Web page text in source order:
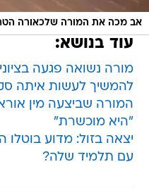
אב מכה את המורה שלכאורה
עוד בנושא:
מורה נשואה פגעה
להמשיך לעשות איתה
המורה שביצעה מין
"היא מוכשרת"
יצאה בזול: מדוע
עם תלמיד שלה?